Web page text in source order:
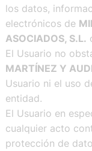
los datos,
electrónicos de
ASOCIADOS, S.L.
El Usuario no
MARTÍNEZ Y
Usuario ni el uso
entidad.
El Usuario en
cualquier acto
protección de